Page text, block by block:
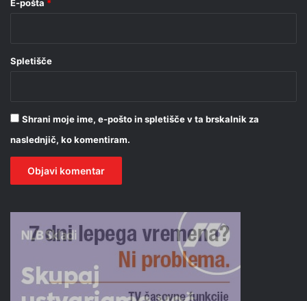
E-pošta *
Spletišče
Shrani moje ime, e-pošto in spletišče v ta brskalnik za
naslednjič, ko komentiram.